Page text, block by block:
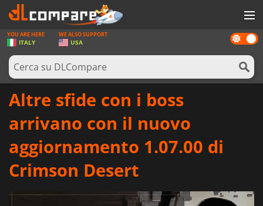
GIOCHI
PREPAGATE
SOFTWARE
NOTIZIE
Dark
mode
YOU ARE HERE
ITALY
WE ALSO SUPPORT
USA
Altre sfide con i boss
arrivano con il nuovo
aggiornamento 1.07.00 di
Crimson Desert